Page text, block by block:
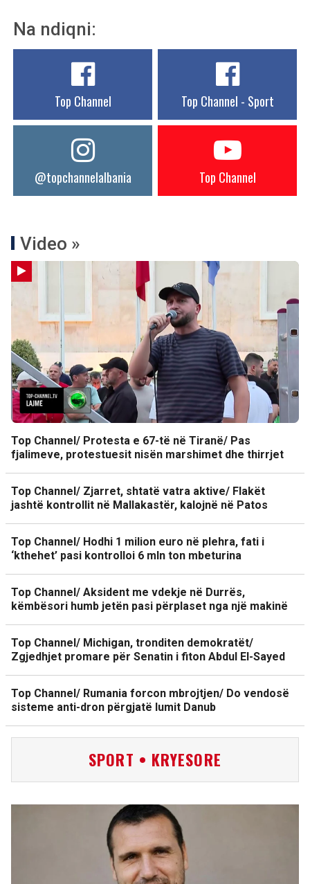
Na ndiqni:
Top Channel Top Channel - Sport
@topchannelalbania Top Channel
Video »
Top Channel/ Protesta e 67-të në Tiranë/ Pas
fjalimeve, protestuesit nisën marshimet dhe thirrjet
Top Channel/ Zjarret, shtatë vatra aktive/ Flakët
jashtë kontrollit në Mallakastër, kalojnë në Patos
Top Channel/ Hodhi 1 milion euro në plehra, fati i
‘kthehet’ pasi kontrolloi 6 mln ton mbeturina
Top Channel/ Aksident me vdekje në Durrës,
këmbësori humb jetën pasi përplaset nga një makinë
Top Channel/ Michigan, tronditen demokratët/
Zgjedhjet promare për Senatin i fiton Abdul El-Sayed
Top Channel/ Rumania forcon mbrojtjen/ Do vendosë
sisteme anti-dron përgjatë lumit Danub
SPORT • KRYESORE